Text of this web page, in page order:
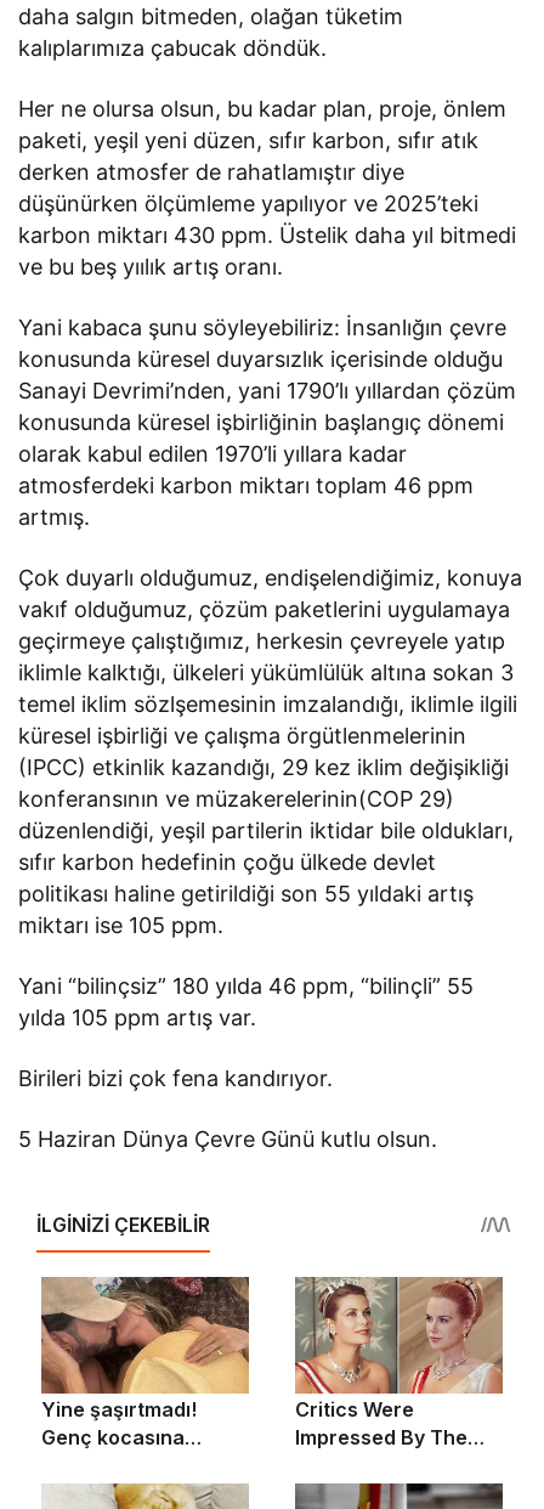
daha salgın bitmeden, olağan tüketim
kalıplarımıza çabucak döndük.
Her ne olursa olsun, bu kadar plan, proje, önlem
paketi, yeşil yeni düzen, sıfır karbon, sıfır atık
derken atmosfer de rahatlamıştır diye
düşünürken ölçümleme yapılıyor ve 2025’teki
karbon miktarı 430 ppm. Üstelik daha yıl bitmedi
ve bu beş yıılık artış oranı.
Yani kabaca şunu söyleyebiliriz: İnsanlığın çevre
konusunda küresel duyarsızlık içerisinde olduğu
Sanayi Devrimi’nden, yani 1790’lı yıllardan çözüm
konusunda küresel işbirliğinin başlangıç dönemi
olarak kabul edilen 1970’li yıllara kadar
atmosferdeki karbon miktarı toplam 46 ppm
artmış.
Çok duyarlı olduğumuz, endişelendiğimiz, konuya
vakıf olduğumuz, çözüm paketlerini uygulamaya
geçirmeye çalıştığımız, herkesin çevreyele yatıp
iklimle kalktığı, ülkeleri yükümlülük altına sokan 3
temel iklim sözlşemesinin imzalandığı, iklimle ilgili
küresel işbirliği ve çalışma örgütlenmelerinin
(IPCC) etkinlik kazandığı, 29 kez iklim değişikliği
konferansının ve müzakerelerinin(COP 29)
düzenlendiği, yeşil partilerin iktidar bile oldukları,
sıfır karbon hedefinin çoğu ülkede devlet
politikası haline getirildiği son 55 yıldaki artış
miktarı ise 105 ppm.
Yani “bilinçsiz” 180 yılda 46 ppm, “bilinçli” 55
yılda 105 ppm artış var.
Birileri bizi çok fena kandırıyor.
5 Haziran Dünya Çevre Günü kutlu olsun.